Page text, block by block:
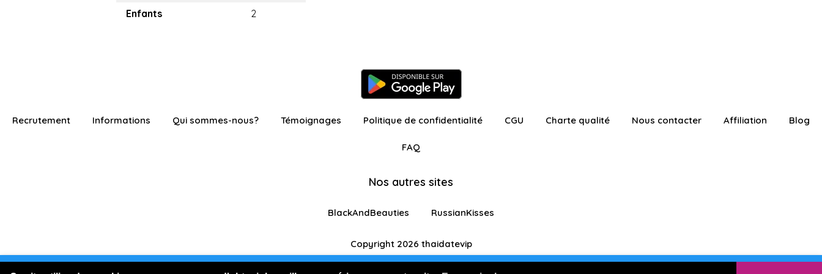
Enfants 2
Recrutement Informations Qui sommes-nous? Témoignages Politique de confidentialité CGU Charte qualité Nous contacter Affiliation Blog
FAQ
Nos autres sites
BlackAndBeauties RussianKisses
Copyright 2026 thaidatevip